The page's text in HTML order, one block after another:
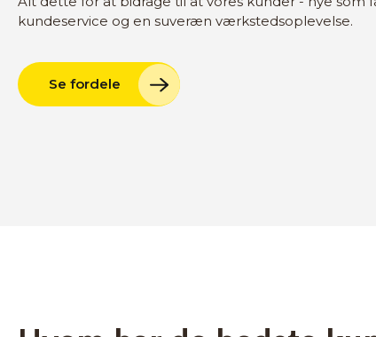
kundeservice og en suveræn værkstedsoplevelse.
Se fordele